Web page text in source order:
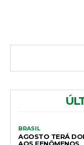
BRASIL
AGOSTO TERÁ
AOS FENÔMENOS